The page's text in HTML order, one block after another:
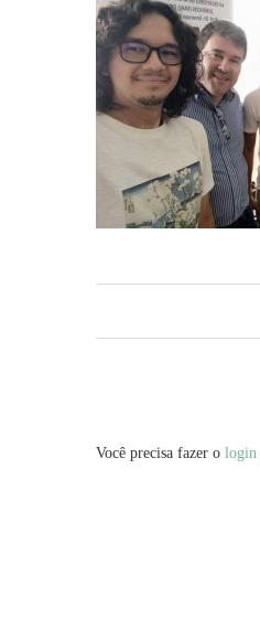
Você precisa fazer o login